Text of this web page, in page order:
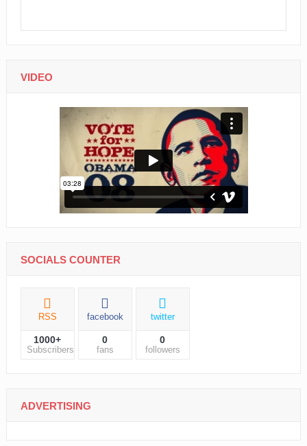
VIDEO
SOCIALS COUNTER
RSS
1000+
Subscribers
facebook
0
fans
twitter
0
followers
ADVERTISING